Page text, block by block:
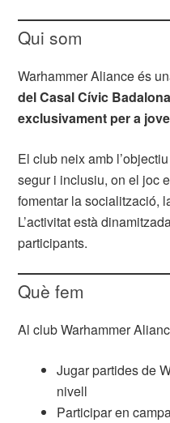
Qui som
Warhammer Aliance és
del Casal Cívic
exclusivament per a
El club neix amb
segur i inclusiu, on el joc
fomentar la socialització,
L’activitat està
participants.
Què fem
Al club Warhammer
Jugar partides de
nivell
Participar en